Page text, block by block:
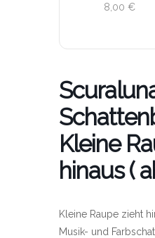
8,00 €
Kleine
hinaus (
Kleine Raupe zieht
Musik- und